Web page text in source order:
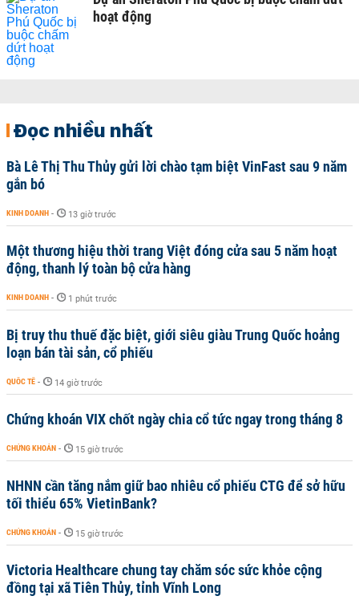
hoạt động
Đọc nhiều nhất
Bà Lê Thị Thu Thủy gửi lời chào tạm biệt VinFast sau 9 năm
gắn bó
KINH DOANH - 13 giờ trước
Một thương hiệu thời trang Việt đóng cửa sau 5 năm hoạt
động, thanh lý toàn bộ cửa hàng
KINH DOANH - 1 phút trước
Bị truy thu thuế đặc biệt, giới siêu giàu Trung Quốc hoảng
loạn bán tài sản, cổ phiếu
QUỐC TẾ - 14 giờ trước
Chứng khoán VIX chốt ngày chia cổ tức ngay trong tháng 8
CHỨNG KHOÁN - 15 giờ trước
NHNN cần tăng nắm giữ bao nhiêu cổ phiếu CTG để sở hữu
tối thiểu 65% VietinBank?
CHỨNG KHOÁN - 15 giờ trước
Victoria Healthcare chung tay chăm sóc sức khỏe cộng
đồng tại xã Tiên Thủy, tỉnh Vĩnh Long